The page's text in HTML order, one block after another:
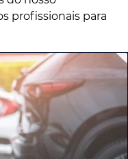
profissionais para